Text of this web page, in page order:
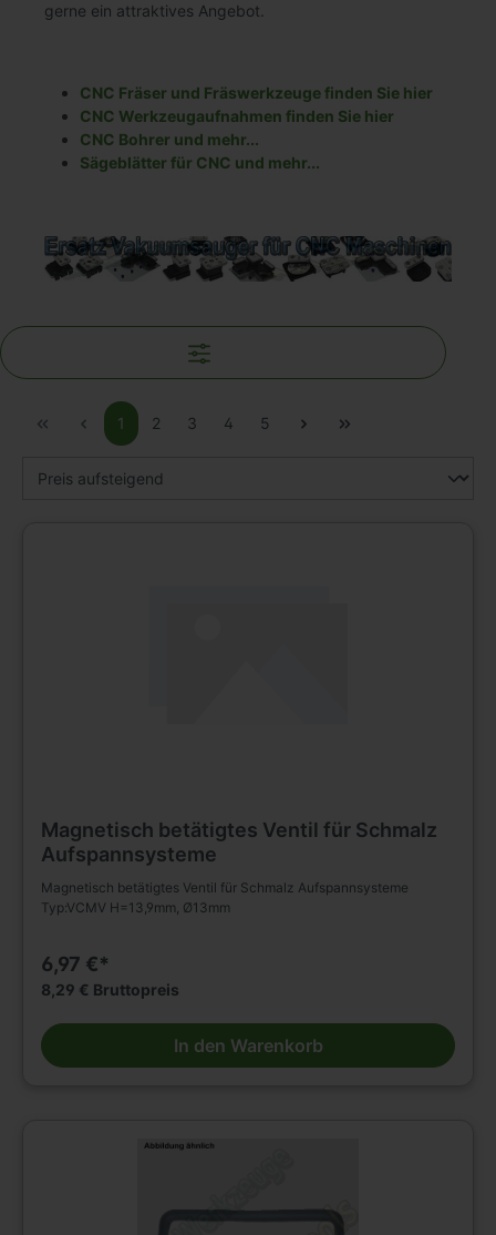
gerne ein attraktives Angebot.
CNC Fräser und Fräswerkzeuge finden Sie hier
CNC Werkzeugaufnahmen finden Sie hier
CNC Bohrer und mehr...
Sägeblätter für CNC und mehr...
1 2 3 4 5
Magnetisch betätigtes Ventil für Schmalz
Aufspannsysteme
Magnetisch betätigtes Ventil für Schmalz Aufspannsysteme
Typ:VCMV H=13,9mm, Ø13mm
6,97 €*
8,29 € Bruttopreis
In den Warenkorb